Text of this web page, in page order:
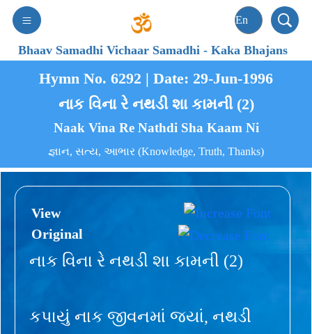
Bhaav Samadhi Vichaar Samadhi-Kaka Bhajans
Hymn No. 6292 | Date: 29-Jun-1996
નાક વિના રે નથડી શા કામની (2)
Naak Vina Re Nathdi Sha Kaam Ni
જ્ઞાન, સત્ય, આભાર (Knowledge, Truth, Thanks)
View
Original
નાક વિના રે નથડી શા કામની (2)
કપાયું નાક જીવનમાં જ્યાં, નથડી